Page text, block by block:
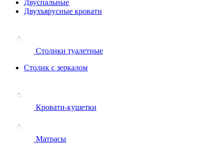
Двуспальные
Двухъярусные кровати
Столики туалетные
Столик с зеркалом
Кровати-кушетки
Матрасы